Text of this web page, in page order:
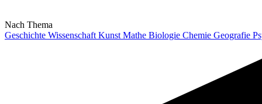
Nach Thema
Geschichte Wissenschaft Kunst Mathe Biologie Chemie Geografie